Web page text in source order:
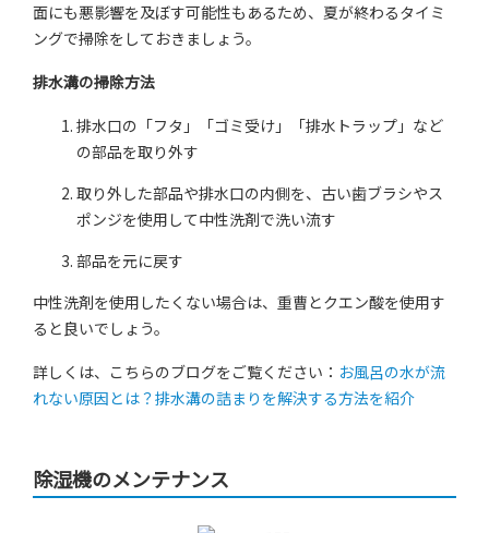
面にも悪影響を及ぼす可能性もあるため、夏が終わるタイミ
ングで掃除をしておきましょう。
排水溝の掃除方法
排水口の「フタ」「ゴミ受け」「排水トラップ」など
の部品を取り外す
取り外した部品や排水口の内側を、古い歯ブラシやス
ポンジを使用して中性洗剤で洗い流す
部品を元に戻す
中性洗剤を使用したくない場合は、重曹とクエン酸を使用す
ると良いでしょう。
詳しくは、こちらのブログをご覧ください： お風呂の水が流
れない原因とは？排水溝の詰まりを解決する方法を紹介
除湿機のメンテナンス